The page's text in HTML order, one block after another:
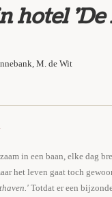
hotel
M. de Wit
in een baan, elke dag
het leven gaat toch
Totdat er een